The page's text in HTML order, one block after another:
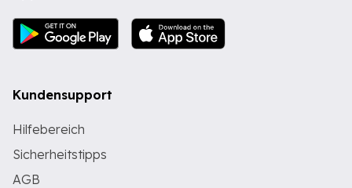
Kundensupport
Hilfebereich
Sicherheitstipps
AGB